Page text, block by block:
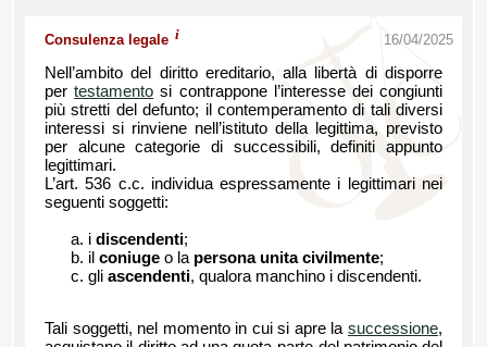
Consulenza legale i 16/04/2025
Nell’ambito del diritto ereditario, alla libertà di disporre
pertestamento si contrappone l’interesse dei congiunti
più stretti del defunto; il contemperamento di tali diversi
interessi si rinviene nell’istituto della legittima, previsto
per alcune categorie di successibili, definiti appunto
legittimari.
L’art. 536 c.c. individua espressamente i legittimari nei
seguenti soggetti:
i discendenti;
il coniuge o la persona unita civilmente;
gli ascendenti, qualora manchino i discendenti.
Tali soggetti, nel momento in cui si apre la successione,